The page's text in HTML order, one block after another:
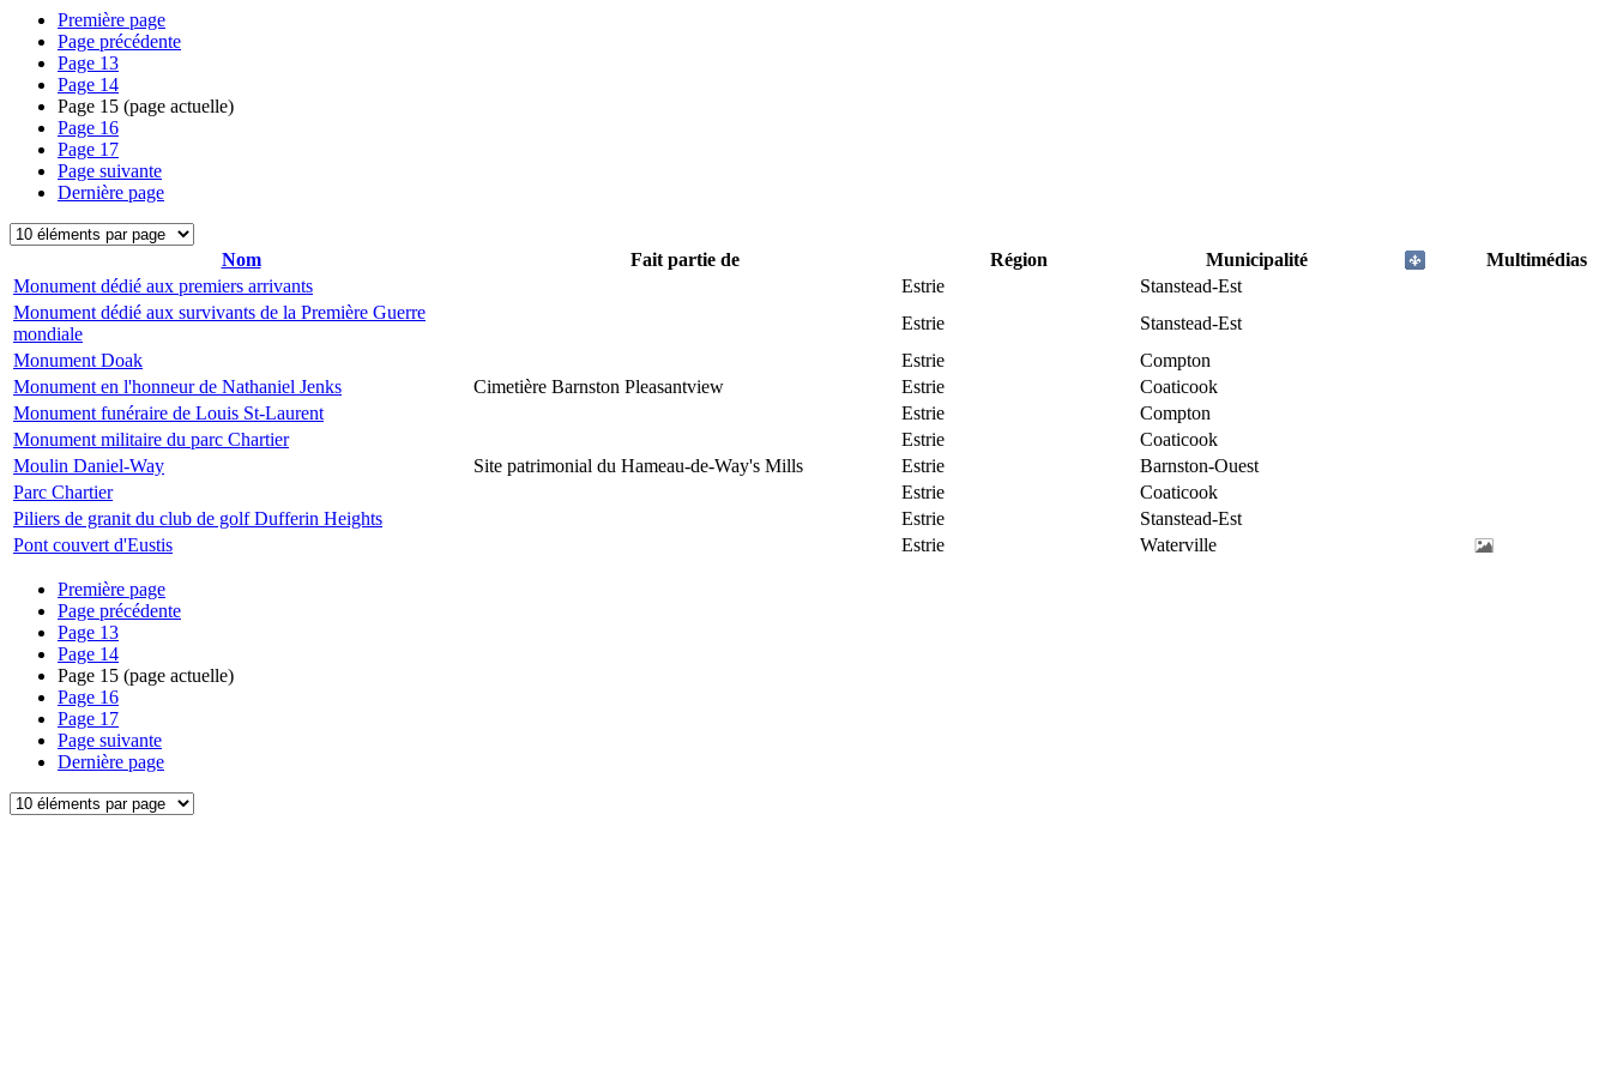
Première page
Page précédente
Page 13
Page 14
Page 15 (page actuelle)
Page 16
Page 17
Page suivante
Dernière page
Nom Fait partie de Région Municipalité
Multimédias
Monument dédié aux premiers arrivants
Estrie
Stanstead-Est
Monument dédié aux survivants de la Première Guerre
mondiale
Estrie
Stanstead-Est
Monument Doak
Estrie
Compton
Monument en l'honneur de Nathaniel Jenks
Cimetière Barnston Pleasantview Estrie
Coaticook
Monument funéraire de Louis St-Laurent
Estrie
Compton
Monument militaire du parc Chartier
Estrie
Coaticook
Moulin Daniel-Way
Site patrimonial du Hameau-de-Way's Mills Estrie
Barnston-Ouest
Parc Chartier
Estrie
Coaticook
Piliers de granit du club de golf Dufferin Heights
Estrie
Stanstead-Est
Pont couvert d'Eustis
Estrie Waterville
Première page
Page précédente
Page 13
Page 14
Page 15 (page actuelle)
Page 16
Page 17
Page suivante
Dernière page